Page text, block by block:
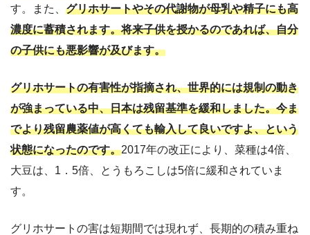
す。また、 グリホサートやその代謝物が母乳や精子にも高
濃度に蓄積されます。将来子供を授かるのであれば、自分
の子供にも悪影響が及びます。
グリホサートの有害性が指摘され、世界的には規制の動き
が強まっている中、日本は残留基準を緩和しました。今ま
でより残留農薬値が高くても輸入して良いですよ、という
状態になったのです。2017年の改正により、菜種は4倍、
大豆は、1．5倍、とうもろこしは5倍に緩和されていま
す。
グリホサートの害は短期間では現れず、長期的の積み重ね